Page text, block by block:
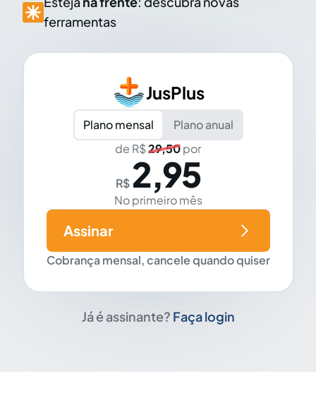
ferramentas
JusPlus
Plano mensal
Plano anual
de R$29,50por
R$ 2,95
No primeiro mês
Cobrança mensal, cancele quando quiser
Assinar
Já é assinante? Faça login